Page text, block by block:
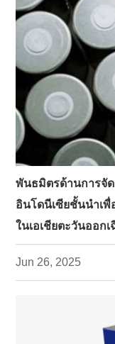
พันธมิตรด้านการจั
อินโดนีเซียชั้นนำเ
ในเอเชียตะวันออกเ
Jun 26, 2025